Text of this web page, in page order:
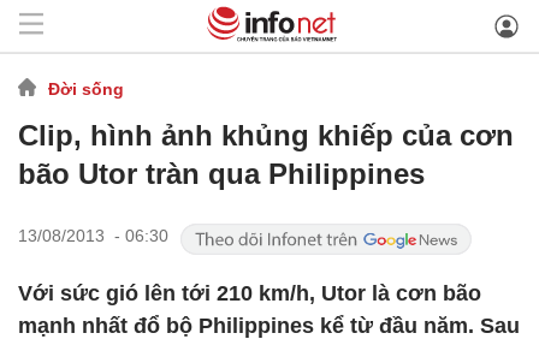
Đời sống
Clip, hình ảnh khủng khiếp của cơn
bão Utor tràn qua Philippines
13/08/2013 - 06:30
Với sức gió lên tới 210 km/h, Utor là cơn bão
mạnh nhất đổ bộ Philippines kể từ đầu năm. Sau